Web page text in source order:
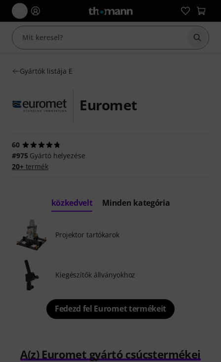
Gyártók listája E
Euromet
60
#975 Gyártó helyezése
20+termék
közkedvelt Minden kategória
Projektor tartókarok
Kiegészítők állványokhoz
Fedezd fel Euromet termékeit
A(z) Euromet gyártó csúcstermékei